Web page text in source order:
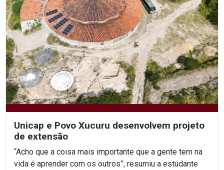
Unicap e Povo Xucuru desenvolvem projeto
de extensão
“Acho que a coisa mais importante que a gente tem na
vida é aprender com os outros”, resumiu a estudante